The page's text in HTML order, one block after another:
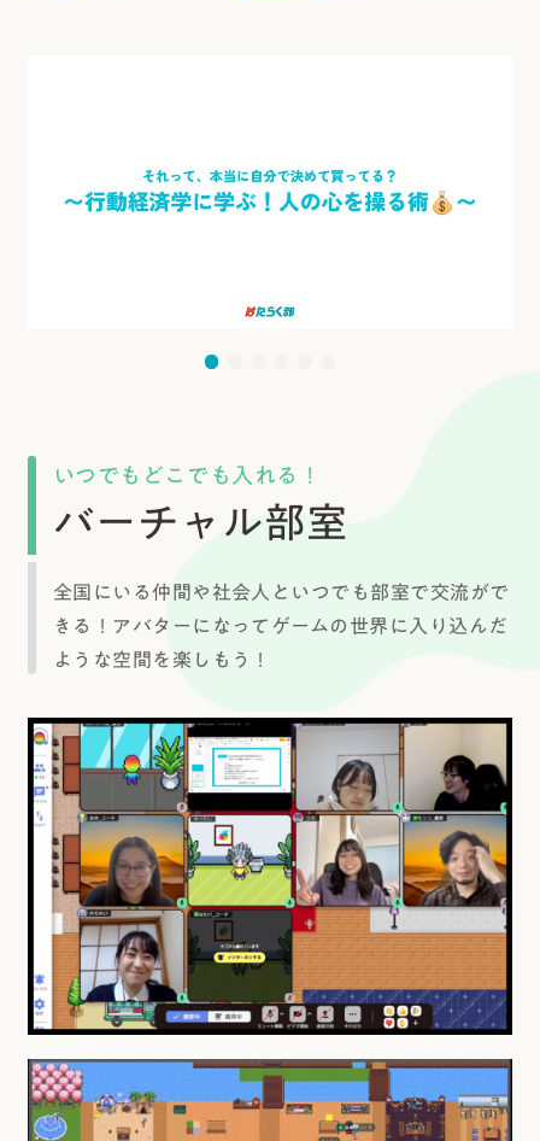
いつでもどこでも入れる！
バーチャル部室
全国にいる仲間や社会人といつでも部室で交流がで
きる！アバターになってゲームの世界に入り込んだ
ような空間を楽しもう！